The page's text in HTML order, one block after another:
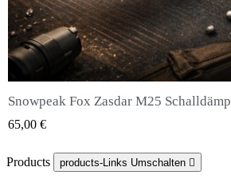
QUICK VIEW
Snowpeak Fox Zasdar M25
65,00 €
Products products-Links Umschalten 